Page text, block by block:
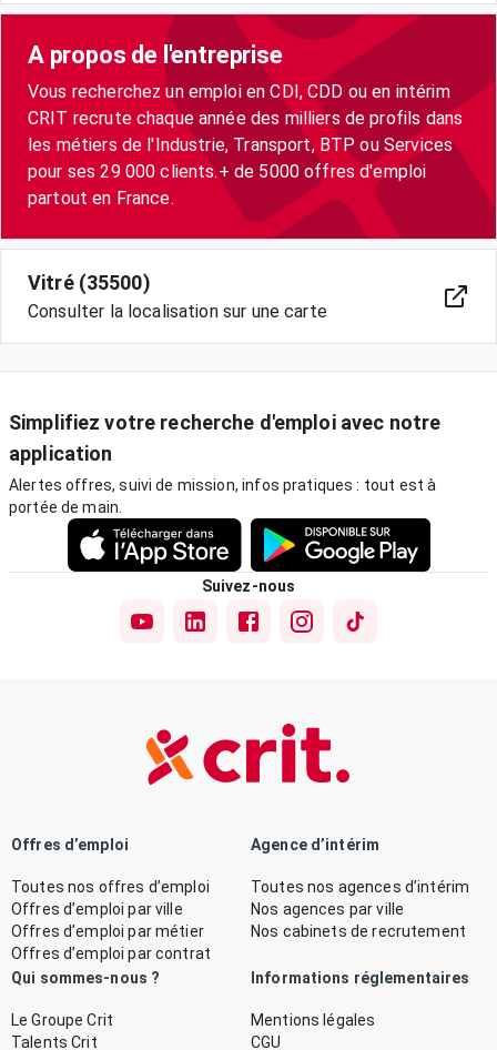
A propos de l'entreprise
Vous recherchez un emploi en CDI, CDD ou en intérim
CRIT recrute chaque année des milliers de profils dans
les métiers de l'Industrie, Transport, BTP ou Services
pour ses 29 000 clients.+ de 5000 offres d'emploi
partout en France.
Vitré (35500)
Consulter la localisation sur une carte
Simplifiez votre recherche d'emploi avec notre
application
Alertes offres, suivi de mission, infos pratiques : tout est à
portée de main.
Suivez-nous
Offres d’emploi
Toutes nos offres d’emploi
Offres d’emploi par ville
Offres d’emploi par métier
Offres d’emploi par contrat
Agence d’intérim
Toutes nos agences d’intérim
Nos agences par ville
Nos cabinets de recrutement
Qui sommes-nous ?
Le Groupe Crit
Talents Crit
Informations réglementaires
Mentions légales
CGU